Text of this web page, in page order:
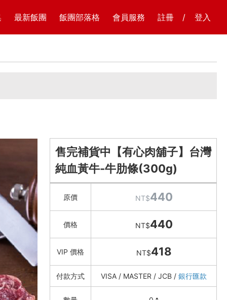
最新飯團 飯團部落格 會員服務 註冊 / 登入
售完補貨中【有心肉舖子】台灣
純血黃牛-牛肋條(300g)
原價 NT$440
價格 NT$440
VIP 價格 NT$418
付款方式 VISA / MASTER / JCB / 銀行匯款